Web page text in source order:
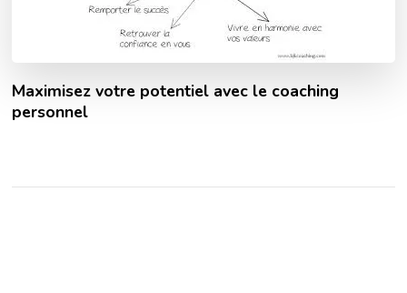
Maximisez votre potentiel avec le coaching
personnel